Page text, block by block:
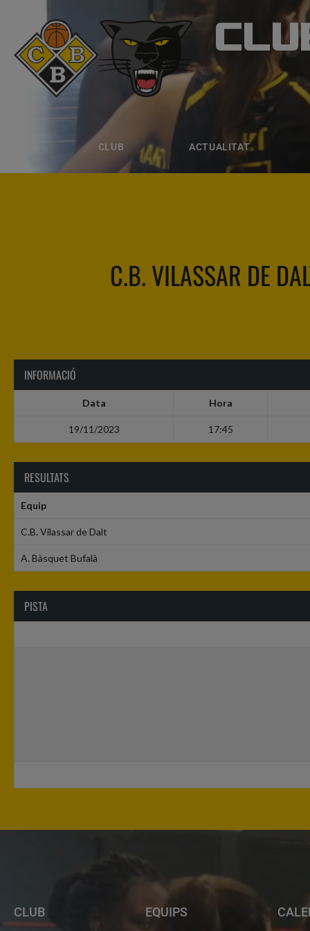
CLUB ACTUALITAT
CLUB
ACTUALITAT
C.B. VILASSAR DE
INFORMACIÓ
Data Hora
19/11/2023 17:45
RESULTATS
Equip
C.B. Vilassar de Dalt
A. Bàsquet Bufalà
PISTA
CLUB EQUIPS